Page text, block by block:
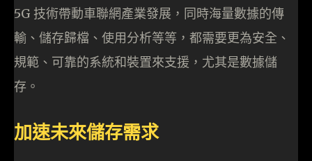
5G 技術帶動車聯網產業發展，同時海量數據的傳
輸、儲存歸檔、使用分析等等，都需要更為安全、
規範、可靠的系統和裝置來支援，尤其是數據儲
存。
加速未來儲存需求